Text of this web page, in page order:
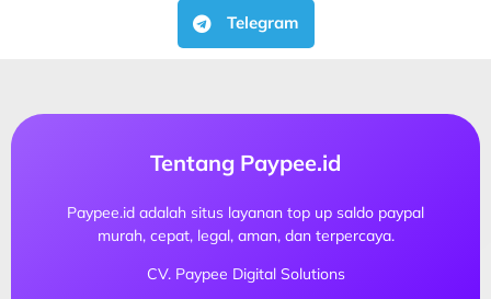
Telegram
Tentang Paypee.id
Paypee.id adalah situs layanan top up saldo paypal
murah, cepat, legal, aman, dan terpercaya.
CV. Paypee Digital Solutions